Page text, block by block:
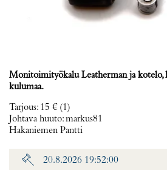
Monitoimityökalu Leatherman ja kotelo,
kulumaa.
Tarjous: 15 € (1)
Johtava huuto:markus81
Hakaniemen Pantti
20.8.2026 19:52:00